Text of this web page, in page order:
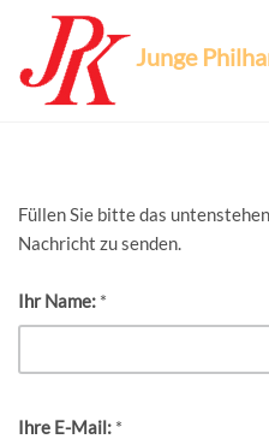
Junge
Füllen Sie bitte das
Nachricht zu senden.
Ihr Name: *
Ihre E-Mail: *